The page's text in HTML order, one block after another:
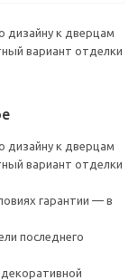
дизайну к дверцам
вариант отделки
дизайну к дверцам
вариант отделки
гарантии — в
последнего